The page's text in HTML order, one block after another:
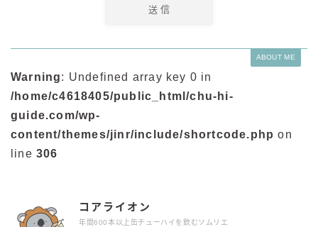
ABOUT ME
Warning: Undefined array key 0 in
/home/c4618405/public_html/chu-hi-
guide.com/wp-
content/themes/jinr/include/shortcode.php on
line 306
コアライオン
年間600本以上缶チューハイを飲むソムリエ